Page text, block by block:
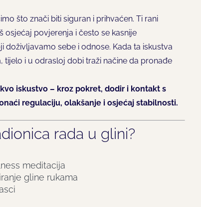
što znači biti siguran i prihvaćen. Ti rani
osjećaj povjerenja i često se kasnije
doživljavamo sebe i odnose. Kada ta iskustva
tijelo i u odrasloj dobi traži načine da pronađe
iskustvo – kroz pokret, dodir i kontakt s
regulaciju, olakšanje i osjećaj stabilnosti.
rada u glini?
meditacija
gline rukama